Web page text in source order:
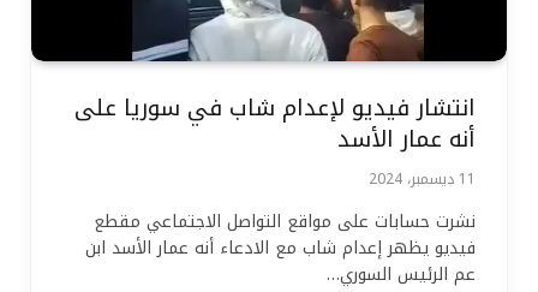
انتشار فيديو لإعدام شاب في سوريا على
أنه عمار الأسد
11 ديسمبر، 2024
نشرت حسابات على مواقع التواصل الاجتماعي مقطع
فيديو يظهر إعدام شاب مع الادعاء أنه عمار الأسد ابن
عم الرئيس السوري…